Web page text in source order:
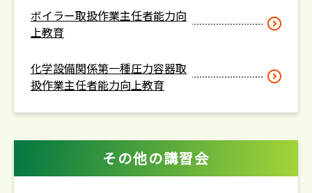
ボイラー取扱作業主任者能力向
上教育
化学設備関係第一種圧力容器取
扱作業主任者能力向上教育
その他の講習会